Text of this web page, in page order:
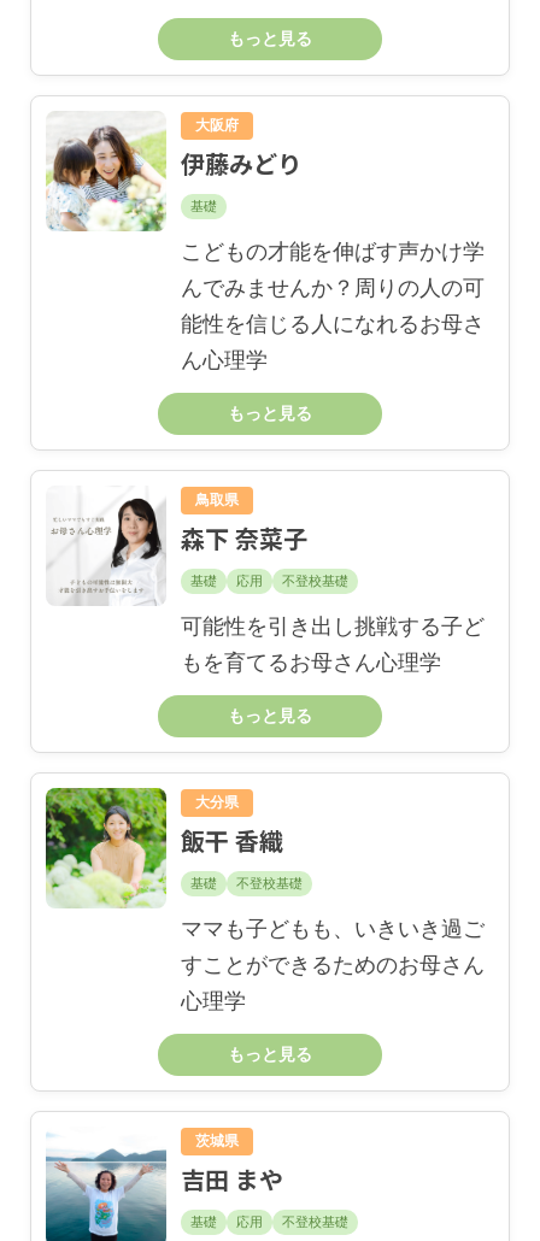
もっと見る
大阪府
伊藤みどり
基礎
こどもの才能を伸ばす声かけ学
んでみませんか？周りの人の可
能性を信じる人になれるお母さ
ん心理学
もっと見る
鳥取県
森下 奈菜子
基礎 応用 不登校基礎
可能性を引き出し挑戦する子ど
もを育てるお母さん心理学
もっと見る
大分県
飯干 香織
基礎 不登校基礎
ママも子どもも、いきいき過ご
すことができるためのお母さん
心理学
もっと見る
茨城県
吉田 まや
基礎 応用 不登校基礎